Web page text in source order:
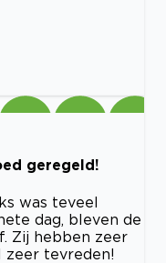
geregeld!
was teveel
dag, bleven de
Zij hebben zeer
zeer tevreden!